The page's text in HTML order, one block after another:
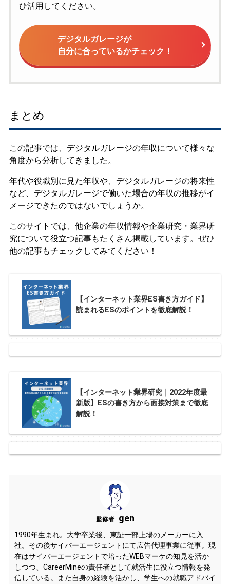
ひ活用してください。
デジタルガレージが
自分に合っているかチェック！
まとめ
この記事では、デジタルガレージの年収について様々な
角度から分析してきました。
年代や役職別に見た年収や、デジタルガレージの将来性
など、デジタルガレージで働いた場合の年収の推移がイ
メージできたのではないでしょうか。
このサイトでは、他企業の年収情報や企業研究・業界研
究について役立つ記事もたくさん掲載しています。ぜひ
他の記事もチェックしてみてください！
【インターネット業界ES書き方ガイド】
読まれるESのポイントを徹底解説！
【インターネット業界研究｜2022年度最
新版】ESの書き方から面接対策まで徹底
解説！
監修者 gen
1990年生まれ。大学卒業後、東証一部上場のメーカーに入
社。その後サイバーエージェントにて広告代理事業に従事。現
在はサイバーエージェントで培ったWEBマーケの知見を活か
しつつ、CareerMineの責任者として就活生に役立つ情報を発
信している。また自身の経験を活かし、学生への就職アドバイ